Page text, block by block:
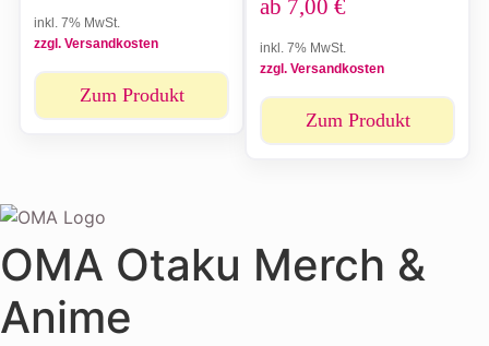
inkl. 7% MwSt.
zzgl. Versandkosten
Zum Produkt
ab 7,00 €
inkl. 7% MwSt.
zzgl. Versandkosten
Zum Produkt
OMA Otaku Merch &
Anime